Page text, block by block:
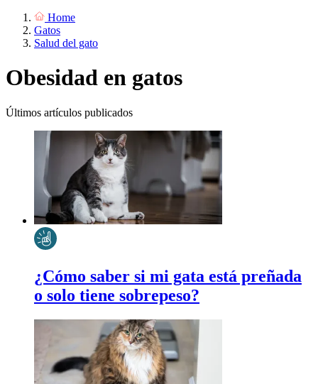
Home
Gatos
Salud del gato
Obesidad en gatos
Últimos artículos publicados
¿Cómo saber si mi gata está preñada
o solo tiene sobrepeso?